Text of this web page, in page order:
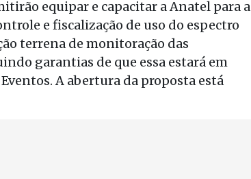
equipar e capacitar a Anatel para a
e fiscalização de uso do espectro
terrena de monitoração das
garantias de que essa estará em
A abertura da proposta está